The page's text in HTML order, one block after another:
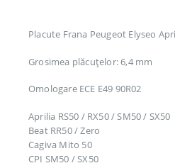
Placute Frana Peugeot Elyseo
Grosimea plăcuțelor: 6,4 mm
Omologare ECE E49 90R02
Aprilia RS50 / RX50 / SM50 / SX50
Beat RR50 / Zero
Cagiva Mito 50
CPI SM50 / SX50